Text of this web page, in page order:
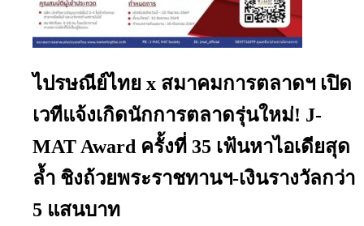
ไปรษณีย์ไทย x สมาคมการตลาดฯ เปิด
เวทีแจ้งเกิดนักการตลาดรุ่นใหม่! J-
MAT Award ครั้งที่ 35 เฟ้นหาไอเดียสุด
ล้ำ ชิงถ้วยพระราชทานฯ-เงินรางวัลกว่า
5 แสนบาท